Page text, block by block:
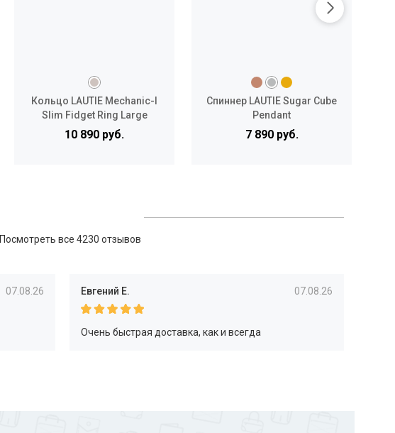
Кольцо LAUTIE Mechanic-I
Slim Fidget Ring Large
10 890 руб.
Спиннер LAUTIE Sugar Cube
Pendant
7 890 руб.
Посмотреть все 4230 отзывов
07.08.26 Евгений Е. 07.08.26
Очень быстрая доставка, как и всегда